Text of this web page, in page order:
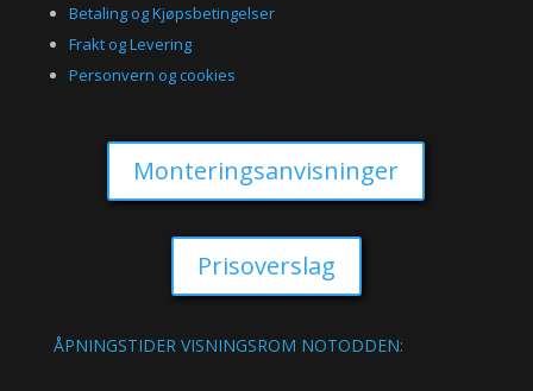
Betaling og Kjøpsbetingelser
Frakt og Levering
Personvern og cookies
Monteringsanvisninger
Prisoverslag
ÅPNINGSTIDER VISNINGSROM NOTODDEN: